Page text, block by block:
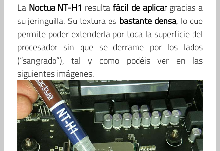
La Noctua NT-H1 resultafácil de aplicargracias a
su jeringuilla. Su textura es bastante densa, lo que
permite poder extenderla por toda la superficie del
procesador sin que se derrame por los lados
(“sangrado”), tal y como podéis ver en las
siguientes imágenes.